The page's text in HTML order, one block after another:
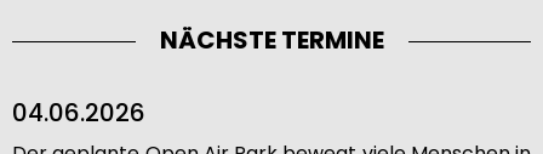
NÄCHSTE TERMINE
04.06.2026